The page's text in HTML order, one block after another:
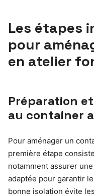
Les étapes
pour
en atelier
Préparation
au container
Pour aménager un
première étape
notamment assurer
adaptée pour garantir
bonne isolation évite